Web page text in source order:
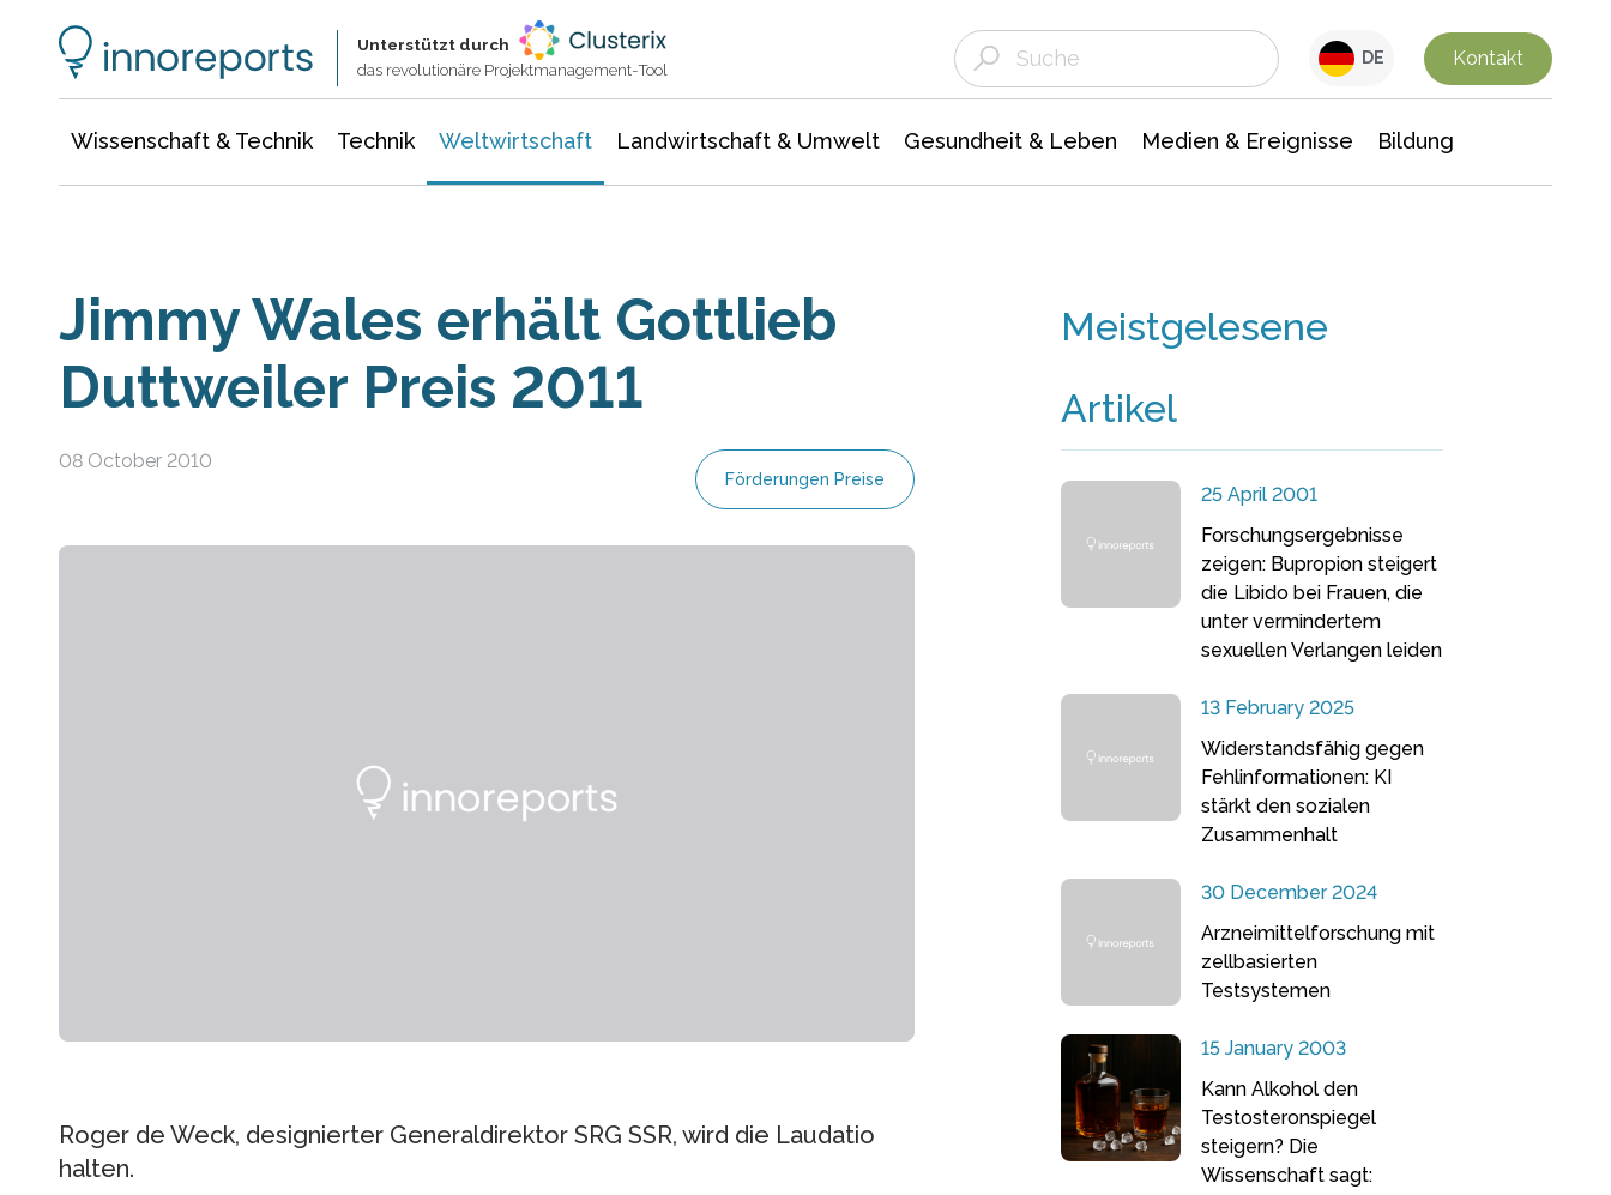
Unterstützt durch
das revolutionäre Projektmanagement-Tool
DE Kontakt
Wissenschaft & Technik Technik Weltwirtschaft Landwirtschaft & Umwelt Gesundheit & Leben Medien & Ereignisse Bildung
Jimmy Wales erhält Gottlieb
Duttweiler Preis 2011
08 October 2010
Förderungen Preise
Roger de Weck, designierter Generaldirektor SRG SSR, wird die Laudatio
halten.
Meistgelesene
Artikel
25 April 2001
Forschungsergebnisse
zeigen: Bupropion steigert
die Libido bei Frauen, die
unter vermindertem
sexuellen Verlangen leiden
13 February 2025
Widerstandsfähig gegen
Fehlinformationen: KI
stärkt den sozialen
Zusammenhalt
30 December 2024
Arzneimittelforschung mit
zellbasierten
Testsystemen
15 January 2003
Kann Alkohol den
Testosteronspiegel
steigern? Die
Wissenschaft sagt: